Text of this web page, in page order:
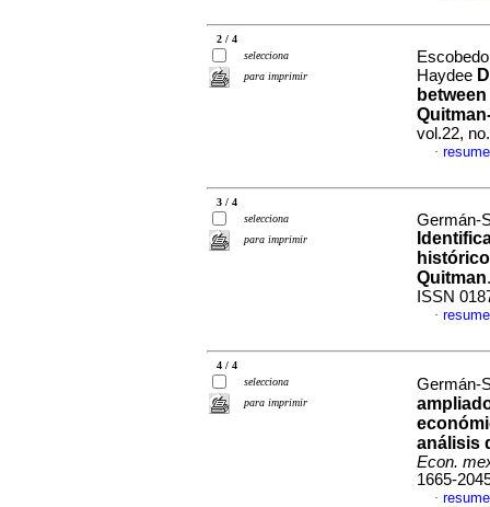
2 / 4
selecciona
para imprimir
Haydee
vol.22,
·
3 / 4
selecciona
para imprimir
Germán-
Quitman
ISSN
·
4 / 4
selecciona
para imprimir
Germán-
análisis
Econ.
1665-
·